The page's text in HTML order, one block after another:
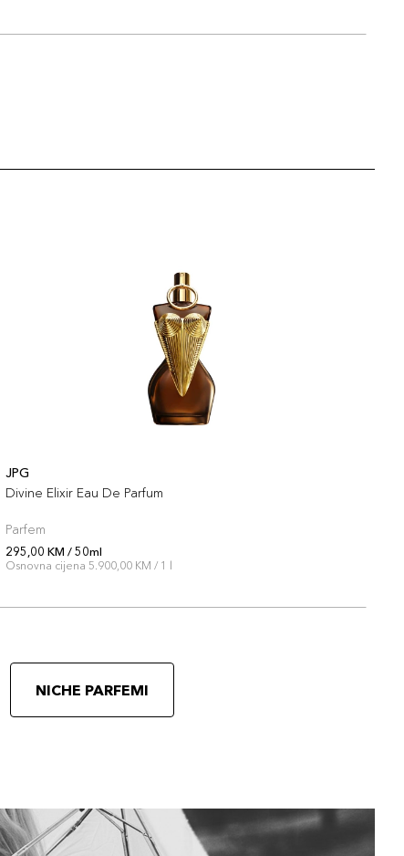
JPG
Divine Elixir Eau De Parfum
Parfem
295,00 KM / 50ml
Osnovna cijena 5.900,00 KM / 1 l
NICHE PARFEMI